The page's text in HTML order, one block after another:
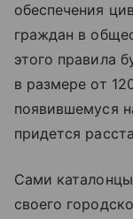
обеспечения
граждан в
этого правила
в размере от
появившемуся
придется
Сами
своего